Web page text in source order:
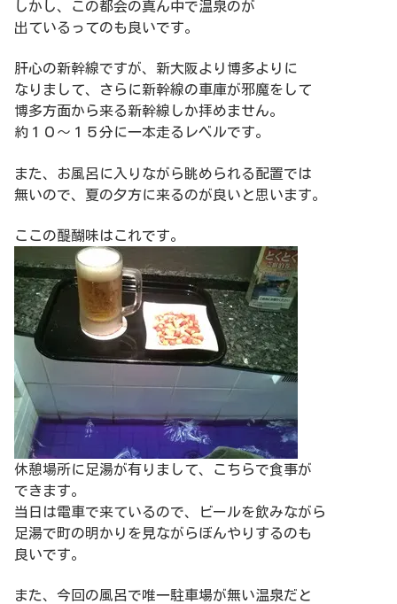
しかし、この都会の真ん中で温泉のが
出ているってのも良いです。
肝心の新幹線ですが、新大阪より博多よりに
なりまして、さらに新幹線の車庫が邪魔をして
博多方面から来る新幹線しか拝めません。
約１０～１５分に一本走るレベルです。
また、お風呂に入りながら眺められる配置では
無いので、夏の夕方に来るのが良いと思います。
ここの醍醐味はこれです。
休憩場所に足湯が有りまして、こちらで食事が
できます。
当日は電車で来ているので、ビールを飲みながら
足湯で町の明かりを見ながらぼんやりするのも
良いです。
また、今回の風呂で唯一駐車場が無い温泉だと